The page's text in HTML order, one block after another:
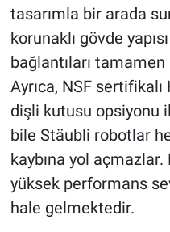
tasarımla bir arada
korunaklı gövde
bağlantıları
Ayrıca, NSF
dişli kutusu opsiyonu
bile Stäubli robotlar
kaybına yol
yüksek performans
hale gelmektedir.